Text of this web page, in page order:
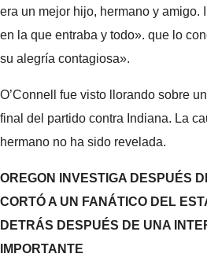
era un mejor hijo, hermano y amigo.
en la que entraba y todo». que lo
su alegría contagiosa».
O’Connell fue visto llorando sobre
final del partido contra Indiana. La
hermano no ha sido revelada.
OREGON INVESTIGA DESPUÉS
CORTÓ A UN FANÁTICO DEL
DETRÁS DESPUÉS DE UNA
IMPORTANTE